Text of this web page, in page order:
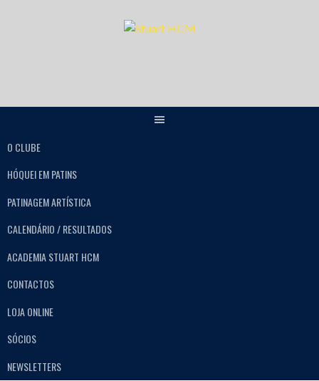
O CLUBE
HÓQUEI EM PATINS
PATINAGEM ARTÍSTICA
CALENDÁRIO / RESULTADOS
ACADEMIA STUART HCM
CONTACTOS
LOJA ONLINE
SÓCIOS
NEWSLETTERS